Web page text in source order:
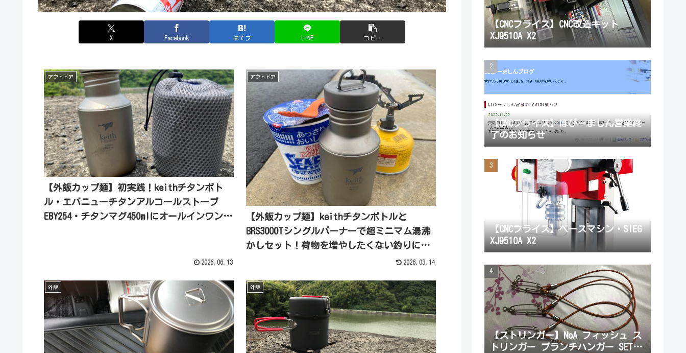
X Facebook はてブ LINE コピー
アウトドア
【外飯カップ麺】初実践！keithチタンボト
ル・エバニューチタンアルコールストーブ
EBY254・チタンマグ450mlにオールインワン湯
2026.06.13
アウトドア
【外飯カップ麺】keithチタンボトルと
BRS3000Tシングルバーナーで超ミニマム湯沸
かしセット！荷物を増やしたくない釣りに最
2026.03.14
外飯 外飯
【CNCフライス】CNC改造キット
XJ9510A X2
【CNCフライス】ほびーましん営業終
了のお知らせ
【CNCフライス】ベースマシン・SIEG
XJ9510A X2
【ストリンガー】NoA フィッシュ ス
トリンガー ブランチハンガー SET